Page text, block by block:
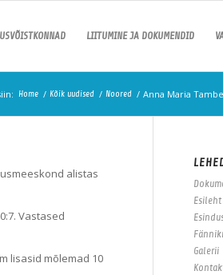
LIITUMINE JA DOKUMENDID
Home / Kõik uudised / Noored / Anna Maria
alistas
Vastased
lisasid mõlemad 10
Esileht
Galerii